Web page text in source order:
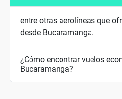
entre otras aerolíneas que
desde Bucaramanga.
¿Cómo encontrar vuelos
Bucaramanga?